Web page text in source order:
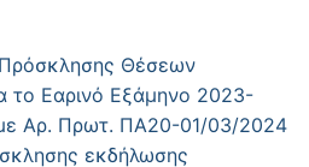
Θέσεων
το Εαρινό Εξάμηνο 2023-
Αρ. Πρωτ. ΠΑ20-01/03/2024
εκδήλωσης